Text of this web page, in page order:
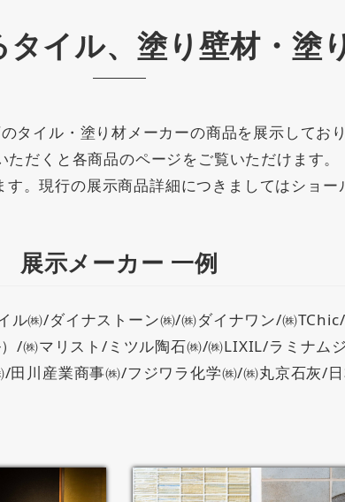
イル、塗り壁材・塗
タイル・塗り材メーカーの商品を展示しており
ただくと各商品のページをご覧いただけます。
。現行の展示商品詳細につきましてはショー
展示メーカー 一例
ル㈱/ダイナストーン㈱/㈱ダイナワン/㈱
/㈱マリスト/ミツル陶石㈱/㈱LIXIL/ラミナム
/田川産業商事㈱/フジワラ化学㈱/㈱丸京石灰/